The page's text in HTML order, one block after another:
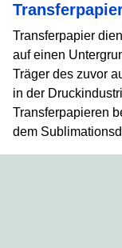
Transferpapier
auf einen
Träger des zuvor
in der
Transferpapieren
dem